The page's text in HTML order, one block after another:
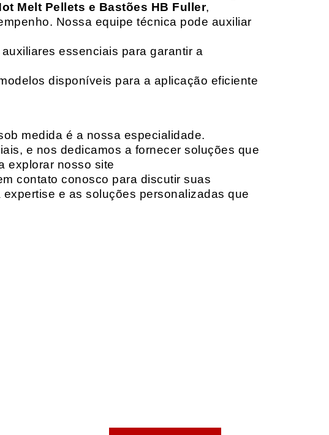
Melt Pellets e Bastões HB Fuller,
Nossa equipe técnica pode auxiliar
essenciais para garantir a
disponíveis para a aplicação eficiente
medida é a nossa especialidade.
e nos dedicamos a fornecer soluções que
explorar nosso site
contato conosco para discutir suas
e as soluções personalizadas que